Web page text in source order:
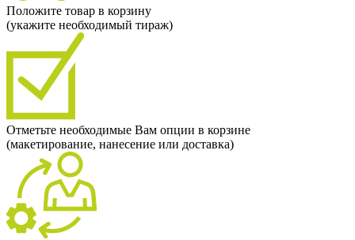
Положите товар в корзину
(укажите необходимый тираж)
Отметьте необходимые Вам опции в корзине
(макетирование, нанесение или доставка)